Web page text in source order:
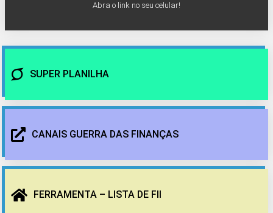
Abra o link no seu celular!
SUPER PLANILHA
CANAIS GUERRA DAS FINANÇAS
FERRAMENTA – LISTA DE FII